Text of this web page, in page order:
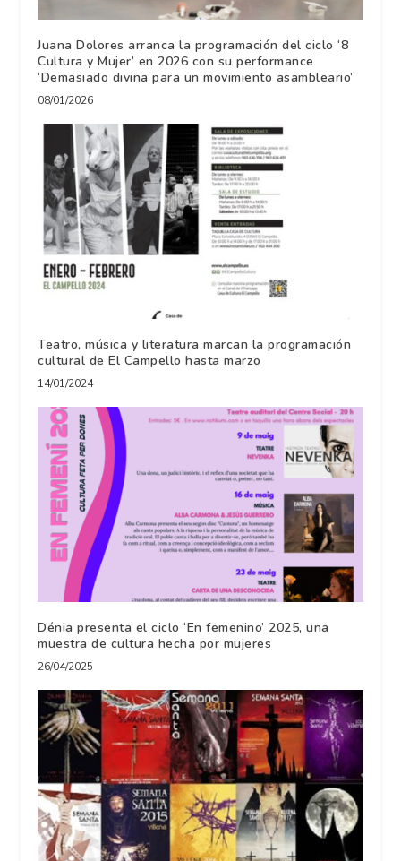
Juana Dolores arranca la programación del ciclo ‘8
Cultura y Mujer’ en 2026 con su performance
‘Demasiado divina para un movimiento asambleario’
08/01/2026
Teatro, música y literatura marcan la programación
cultural de El Campello hasta marzo
14/01/2024
Dénia presenta el ciclo ‘En femenino’ 2025, una
muestra de cultura hecha por mujeres
26/04/2025